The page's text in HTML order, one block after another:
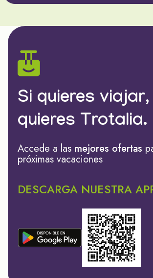
Si quieres viajar,
quieres Trotalia.
Accede a las mejores ofertas
próximas vacaciones
DESCARGA NUESTRA